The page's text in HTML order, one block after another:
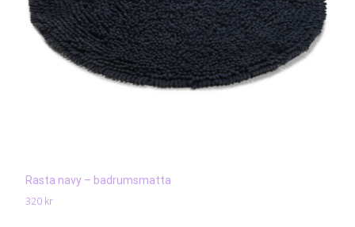
Rasta navy – badrumsmatta
320 kr